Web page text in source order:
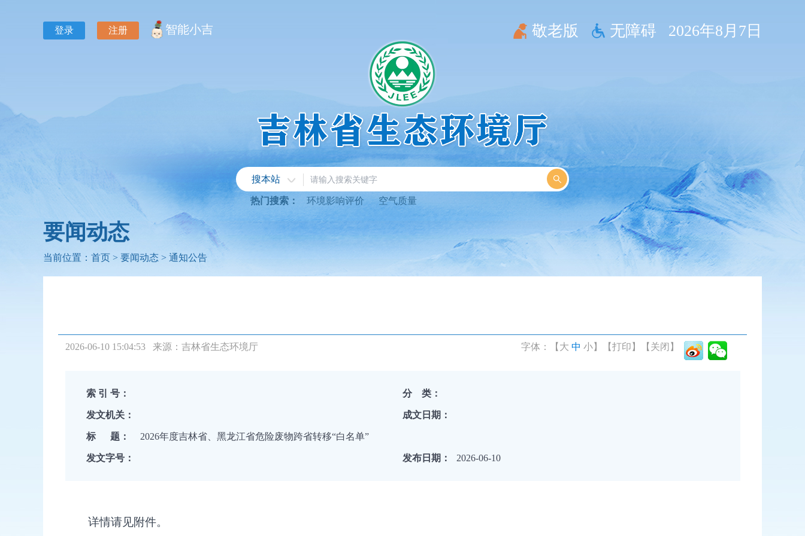
登录 注册 智能小吉 敬老版 无障碍 2026年8月7日
搜本站
热门搜索： 环境影响评价 空气质量
要闻动态
当前位置： 首页 > 要闻动态 > 通知公告
2026-06-10 15:04:53 来源： 吉林省生态环境厅 字体：【 大 中 小】 【打印】 【关闭】
索 引 号： 分 类：
发文机关： 成文日期：
标 题： 2026年度吉林省、黑龙江省危险废物跨省转移“白名单”
发文字号： 发布日期： 2026-06-10
详情请见附件。